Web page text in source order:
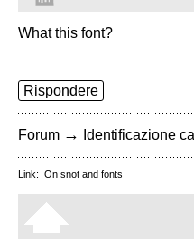
What this font?
Rispondere
Forum → Identificazione
Link: On snot and fonts